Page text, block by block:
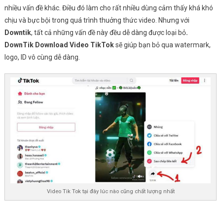
nhiều vấn đề khác. Điều đó làm cho rất nhiều dùng cảm thấy khá khó
chịu và bực bội trong quá trình thuởng thức video. Nhưng với
Downtik, tất cả những vấn đề này đều dễ dàng được loại bỏ.
DownTik Download Video TikToksẽ giúp bạn bỏ qua watermark,
logo, ID vô cùng dễ dàng.
Video Tik Tok tại đây lúc nào cũng chất lượng nhất